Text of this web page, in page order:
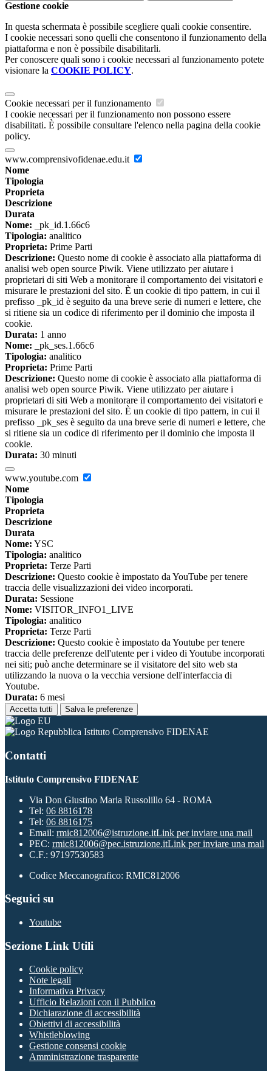
Gestione cookie
In questa schermata è possibile scegliere quali cookie consentire.
I cookie necessari sono quelli che consentono il funzionamento della
piattaforma e non è possibile disabilitarli.
Per conoscere quali sono i cookie necessari al funzionamento potete
visionare la COOKIE POLICY.
Cookie necessari per il funzionamento
I cookie necessari per il funzionamento non possono essere
disabilitati. È possibile consultare l'elenco nella pagina della cookie
policy.
www.comprensivofidenae.edu.it
Nome
Tipologia
Proprieta
Descrizione
Durata
Nome: _pk_id.1.66c6
Tipologia: analitico
Proprieta: Prime Parti
Descrizione: Questo nome di cookie è associato alla piattaforma di
analisi web open source Piwik. Viene utilizzato per aiutare i
proprietari di siti Web a monitorare il comportamento dei visitatori e
misurare le prestazioni del sito. È un cookie di tipo pattern, in cui il
prefisso _pk_id è seguito da una breve serie di numeri e lettere, che
si ritiene sia un codice di riferimento per il dominio che imposta il
cookie.
Durata: 1 anno
Nome: _pk_ses.1.66c6
Tipologia: analitico
Proprieta: Prime Parti
Descrizione: Questo nome di cookie è associato alla piattaforma di
analisi web open source Piwik. Viene utilizzato per aiutare i
proprietari di siti Web a monitorare il comportamento dei visitatori e
misurare le prestazioni del sito. È un cookie di tipo pattern, in cui il
prefisso _pk_ses è seguito da una breve serie di numeri e lettere, che
si ritiene sia un codice di riferimento per il dominio che imposta il
cookie.
Durata: 30 minuti
www.youtube.com
Nome
Tipologia
Proprieta
Descrizione
Durata
Nome: YSC
Tipologia: analitico
Proprieta: Terze Parti
Descrizione: Questo cookie è impostato da YouTube per tenere
traccia delle visualizzazioni dei video incorporati.
Durata: Sessione
Nome: VISITOR_INFO1_LIVE
Tipologia: analitico
Proprieta: Terze Parti
Descrizione: Questo cookie è impostato da Youtube per tenere
traccia delle preferenze dell'utente per i video di Youtube incorporati
nei siti; può anche determinare se il visitatore del sito web sta
utilizzando la nuova o la vecchia versione dell'interfaccia di
Youtube.
Durata: 6 mesi
Accetta tutti Salva le preferenze
Istituto Comprensivo FIDENAE
Contatti
Istituto Comprensivo FIDENAE
Via Don Giustino Maria Russolillo 64 - ROMA
Tel: 06 8816178
Tel: 06 8816175
Email: rmic812006@istruzione.itLink per inviare una mail
PEC: rmic812006@pec.istruzione.itLink per inviare una mail
C.F.: 97197530583
Codice Meccanografico: RMIC812006
Seguici su
Youtube
Sezione Link Utili
Cookie policy
Note legali
Informativa Privacy
Ufficio Relazioni con il Pubblico
Dichiarazione di accessibilità
Obiettivi di accessibilità
Whistleblowing
Gestione consensi cookie
Amministrazione trasparente